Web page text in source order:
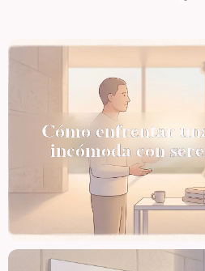
Cómo enfrentar
incómoda con